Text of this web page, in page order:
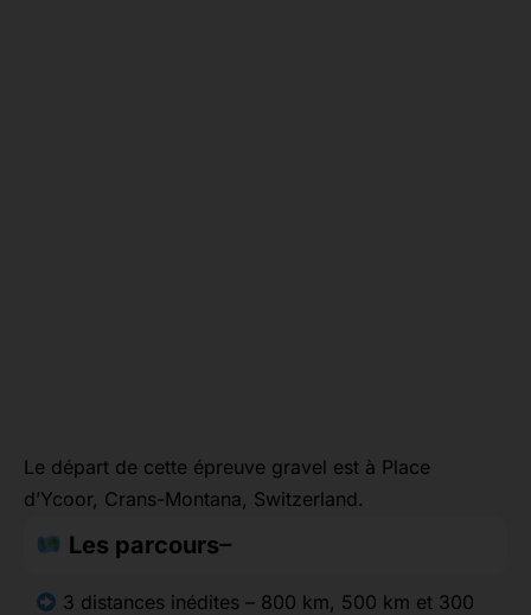
Le départ de cette épreuve gravel est à Place
d’Ycoor, Crans-Montana, Switzerland.
Les parcours
3 distances inédites – 800 km, 500 km et 300